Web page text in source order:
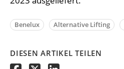
Benelux Alternative Lifting
DIESEN ARTIKEL TEILEN